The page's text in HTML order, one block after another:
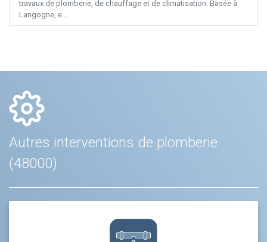
travaux de plomberie, de chauffage et de climatisation. Basée à
Langogne, e...
Autres interventions de plomberie
(48000)